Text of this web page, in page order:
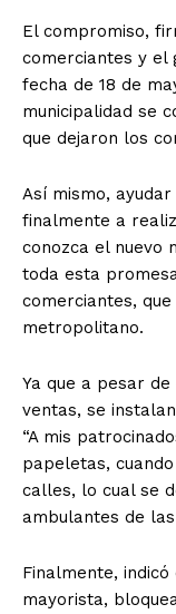
El compromiso,
comerciantes y el
fecha de 18 de
municipalidad se
que dejaron los
Así mismo,
finalmente a
conozca el nuevo
toda esta
comerciantes,
metropolitano.
Ya que a pesar
ventas, se
“A mis
papeletas,
calles, lo cual se
ambulantes de
Finalmente,
mayorista,